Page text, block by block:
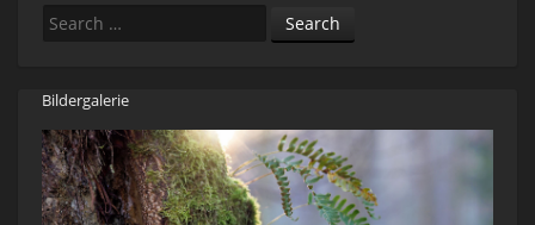
Search
Bildergalerie